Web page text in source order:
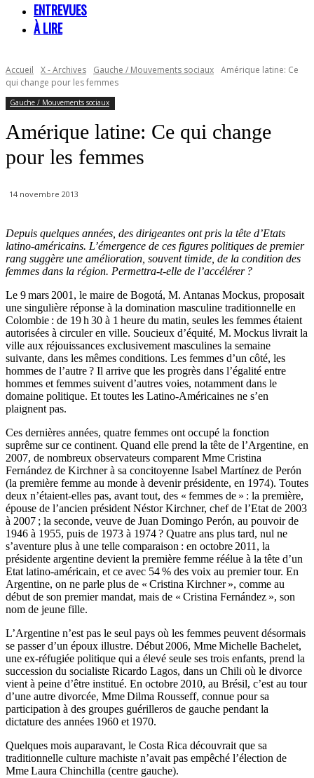
ENTREVUES
À LIRE
Accueil X - Archives Gauche / Mouvements sociaux Amérique latine: Ce
qui change pour les femmes
Gauche / Mouvements sociaux
Amérique latine: Ce qui change
pour les femmes
14 novembre 2013
Depuis quelques années, des dirigeantes ont pris la tête d’Etats
latino-américains. L’émergence de ces figures politiques de premier
rang suggère une amélioration, souvent timide, de la condition des
femmes dans la région. Permettra-t-elle de l’accélérer ?
Le 9 mars 2001, le maire de Bogotá, M. Antanas Mockus, proposait
une singulière réponse à la domination masculine traditionnelle en
Colombie : de 19 h 30 à 1 heure du matin, seules les femmes étaient
autorisées à circuler en ville. Soucieux d’équité, M. Mockus livrait la
ville aux réjouissances exclusivement masculines la semaine
suivante, dans les mêmes conditions. Les femmes d’un côté, les
hommes de l’autre ? Il arrive que les progrès dans l’égalité entre
hommes et femmes suivent d’autres voies, notamment dans le
domaine politique. Et toutes les Latino-Américaines ne s’en
plaignent pas.
Ces dernières années, quatre femmes ont occupé la fonction
suprême sur ce continent. Quand elle prend la tête de l’Argentine, en
2007, de nombreux observateurs comparent Mme Cristina
Fernández de Kirchner à sa concitoyenne Isabel Martínez de Perón
(la première femme au monde à devenir présidente, en 1974). Toutes
deux n’étaient-elles pas, avant tout, des « femmes de » : la première,
épouse de l’ancien président Néstor Kirchner, chef de l’Etat de 2003
à 2007 ; la seconde, veuve de Juan Domingo Perón, au pouvoir de
1946 à 1955, puis de 1973 à 1974 ? Quatre ans plus tard, nul ne
s’aventure plus à une telle comparaison : en octobre 2011, la
présidente argentine devient la première femme réélue à la tête d’un
Etat latino-américain, et ce avec 54 % des voix au premier tour. En
Argentine, on ne parle plus de « Cristina Kirchner », comme au
début de son premier mandat, mais de « Cristina Fernández », son
nom de jeune fille.
L’Argentine n’est pas le seul pays où les femmes peuvent désormais
se passer d’un époux illustre. Début 2006, Mme Michelle Bachelet,
une ex-réfugiée politique qui a élevé seule ses trois enfants, prend la
succession du socialiste Ricardo Lagos, dans un Chili où le divorce
vient à peine d’être institué. En octobre 2010, au Brésil, c’est au tour
d’une autre divorcée, Mme Dilma Rousseff, connue pour sa
participation à des groupes guérilleros de gauche pendant la
dictature des années 1960 et 1970.
Quelques mois auparavant, le Costa Rica découvrait que sa
traditionnelle culture machiste n’avait pas empêché l’élection de
Mme Laura Chinchilla (centre gauche).